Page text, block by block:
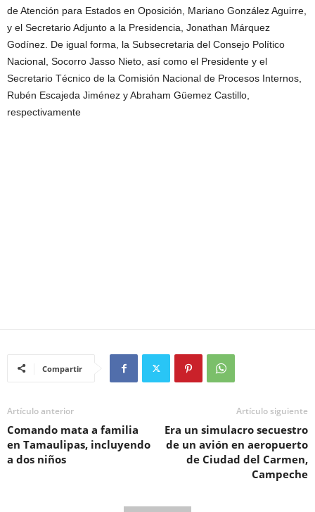
de Atención para Estados en Oposición, Mariano González Aguirre,
y el Secretario Adjunto a la Presidencia, Jonathan Márquez
Godínez. De igual forma, la Subsecretaria del Consejo Político
Nacional, Socorro Jasso Nieto, así como el Presidente y el
Secretario Técnico de la Comisión Nacional de Procesos Internos,
Rubén Escajeda Jiménez y Abraham Güemez Castillo,
respectivamente
Compartir
Artículo anterior
Comando mata a familia
en Tamaulipas, incluyendo
a dos niños
Artículo siguiente
Era un simulacro secuestro
de un avión en aeropuerto
de Ciudad del Carmen,
Campeche